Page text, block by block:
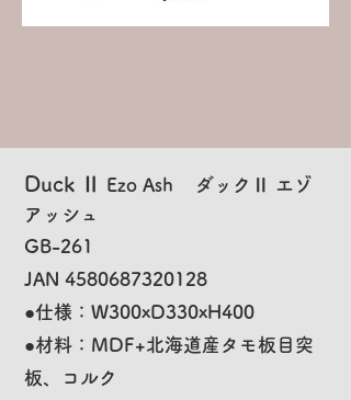
Duck Ⅱ
Ezo Ash ダックⅡ エゾ
アッシュ
GB-261
JAN 4580687320128
●仕様：W300xD330xH400
●材料：MDF+北海道産タモ板目突
板、コルク